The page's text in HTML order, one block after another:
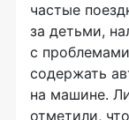
частые
за детьми,
с
содержать
на машине.
отметили,